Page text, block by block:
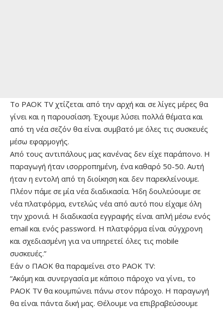
Το PAOK TV χτίζεται από την αρχή και σε λίγες μέρες θα
γίνει και η παρουσίαση. Έχουμε λύσει πολλά θέματα και
από τη νέα σεζόν θα είναι συμβατό με όλες τις συσκευές
μέσω εφαρμογής.
Από τους αντιπάλους μας κανένας δεν είχε παράπονο. Η
παραγωγή ήταν ισορροπημένη, ένα καθαρό 50-50. Αυτή
ήταν η εντολή από τη διοίκηση και δεν παρεκλείνουμε.
Πλέον πάμε σε μία νέα διαδικασία. Ήδη δουλεύουμε σε
νέα πλατφόρμα, εντελώς νέα από αυτό που είχαμε όλη
την χρονιά. Η διαδικασία εγγραφής είναι απλή μέσω ενός
email και ενός password. Η πλατφόρμα είναι σύγχρονη
και σχεδιασμένη για να υπηρετεί όλες τις mobile
συσκευές.”
Εάν ο ΠΑΟΚ θα παραμείνει στο PAOK TV:
“Ακόμη και συνεργασία με κάποιο πάροχο να γίνει, το
PAOK TV θα κουμπώνει πάνω στον πάροχο. Η παραγωγή
θα είναι πάντα δική μας. Θέλουμε να επιβραβεύσουμε